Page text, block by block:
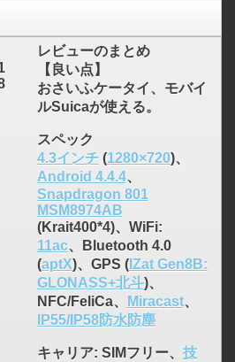
レビューのまとめ
【良い点】
おさいふケータイ、モバイ
ルSuicaが使える。
スペック
4.3インチ(1280×720)、
Android 4.4.4、
Snapdragon 801
MSM8974AB
(Krait400*4)、WiFi:
11ac、Bluetooth 4.0
(aptX)、GPS (IZat Gen8B:
GLONASS+北斗)、
NFC/FeliCa、
Miracast、
IP55/IP58防水防塵
キャリア: SIMフリー、 技